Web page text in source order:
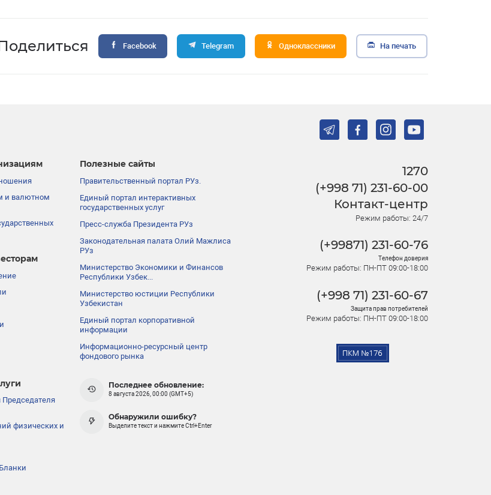
Facebook Telegram Одноклассники На печать
и валютном
физических и
Полезные сайты
Правительственный портал РУз.
Единый портал интерактивных
государственных услуг
Пресс-служба Президента РУз
Законодательная палата Олий Мажлиса
РУз
Министерство Экономики и Финансов
Республики Узбек...
Министерство юстиции Республики
Узбекистан
Единый портал корпоративной
информации
Информационно-ресурсный центр
фондового рынка
Последнее обновление:
8 августа 2026, 00:00 (GMT+5)
Обнаружили ошибку?
Выделите текст и нажмите Ctrl+Enter
1270
(+998 71) 231-60-00
Контакт-центр
Режим работы: 24/7
(+99871) 231-60-76
Телефон доверия
Режим работы: ПН-ПТ 09:00-18:00
(+998 71) 231-60-67
Защита прав потребителей
Режим работы: ПН-ПТ 09:00-18:00